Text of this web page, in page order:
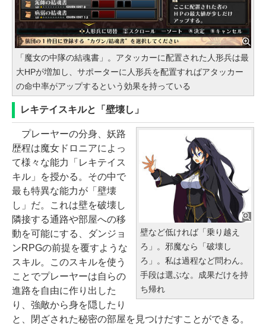
「魔女の中隊の結魂書」。アタッカーに配置された人形兵は最
大HPが増加し、サポーターに人形兵を配置すればアタッカー
の命中率がアップするという効果を持っている
レキテイスキルと「壁壊し」
壁など低ければ「乗り越え
ろ」。邪魔なら「破壊し
ろ」。私は過程など問わん。
手段は選ぶな。成果だけを持
ち帰れ
プレーヤーの分身、妖路
歴程は魔女ドロニアによっ
て様々な能力「レキテイス
キル」を授かる。その中で
最も特異な能力が「壁壊
し」だ。これは壁を破壊し
隣接する通路や部屋への移
動を可能にする、ダンジョ
ンRPGの前提を覆すような
スキル。このスキルを使う
ことでプレーヤーは自らの
進路を自由に作り出した
り、強敵から身を隠したり
と、閉ざされた秘密の部屋を見つけだすことができる。